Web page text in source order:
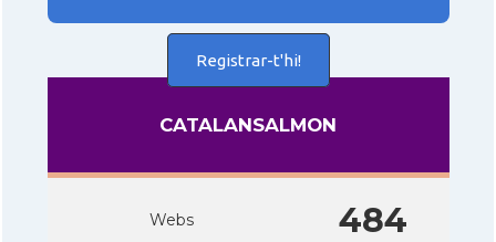
Registrar-t'hi!
CATALANSALMON
Webs 484